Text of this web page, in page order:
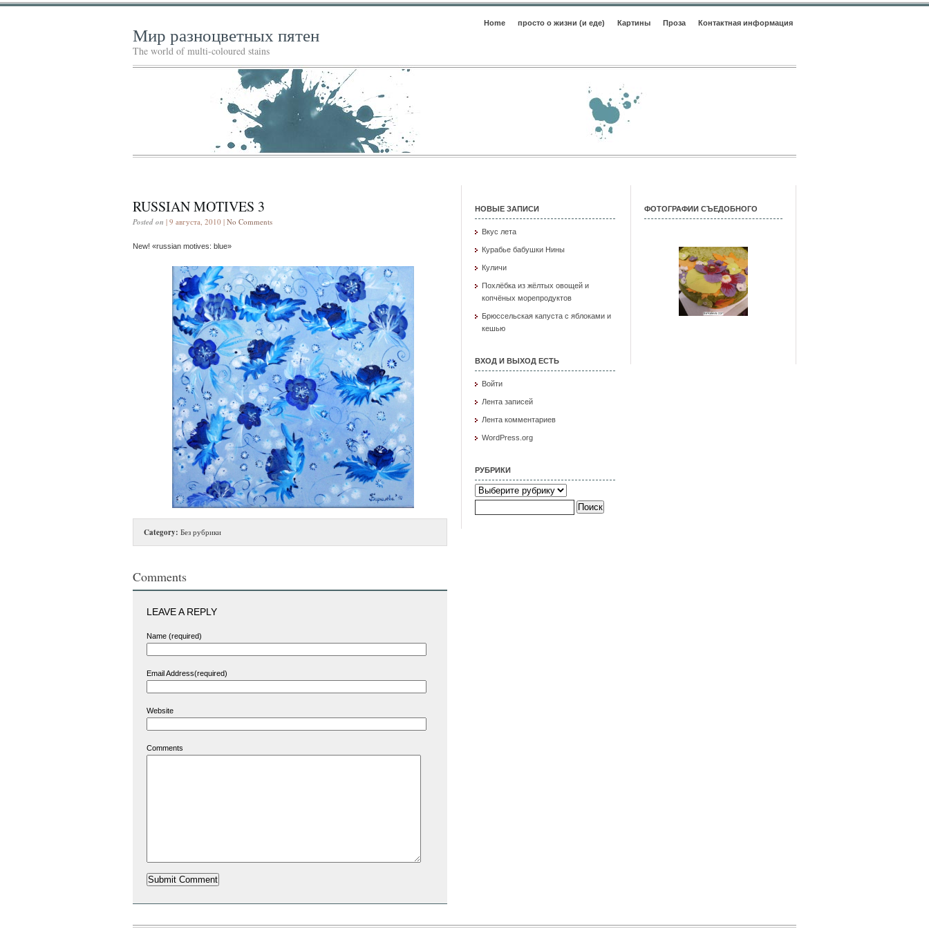
Home просто о жизни (и еде) Картины Проза Контактная информация
Мир разноцветных пятен
The world of multi-coloured stains
RUSSIAN MOTIVES 3
Posted on | 9 августа, 2010 | No Comments
New! «russian motives: blue»
Category: Без рубрики
Comments
LEAVE A REPLY
Name (required)
Email Address(required)
Website
Comments
НОВЫЕ ЗАПИСИ
Вкус лета
Курабье бабушки Нины
Куличи
Похлёбка из жёлтых овощей и
копчёных морепродуктов
Брюссельская капуста с яблоками и
кешью
ВХОД И ВЫХОД ЕСТЬ
Войти
Лента записей
Лента комментариев
WordPress.org
РУБРИКИ
Рубрики
Найти:
ФОТОГРАФИИ СЪЕДОБНОГО